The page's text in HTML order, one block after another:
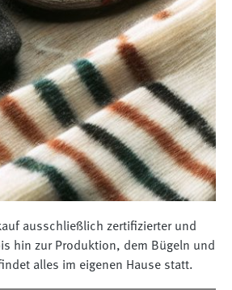
ausschließlich zertifizierter und
hin zur Produktion, dem Bügeln und
alles im eigenen Hause statt.